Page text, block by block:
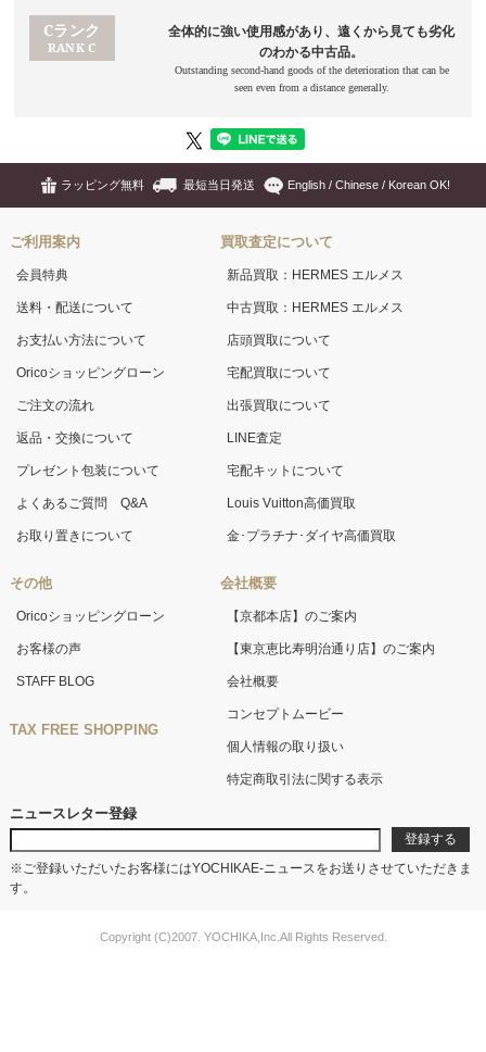
ラッピング無料 最短当日発送 English / Chinese / Korean OK!
ご利用案内
会員特典
送料・配送について
お支払い方法について
Oricoショッピングローン
ご注文の流れ
返品・交換について
プレゼント包装について
よくあるご質問 Q&A
お取り置きについて
その他
Oricoショッピングローン
お客様の声
STAFF BLOG
TAX FREE SHOPPING
買取査定について
新品買取：HERMES エルメス
中古買取：HERMES エルメス
店頭買取について
宅配買取について
出張買取について
LINE査定
宅配キットについて
Louis Vuitton高価買取
金･プラチナ･ダイヤ高価買取
会社概要
【京都本店】のご案内
【東京恵比寿明治通り店】のご案内
会社概要
コンセプトムービー
個人情報の取り扱い
特定商取引法に関する表示
ニュースレター登録
※ご登録いただいたお客様にはYOCHIKAE-ニュースをお送りさせていただきま
す。
Copyright (C)2007. YOCHIKA,Inc.All Rights Reserved.